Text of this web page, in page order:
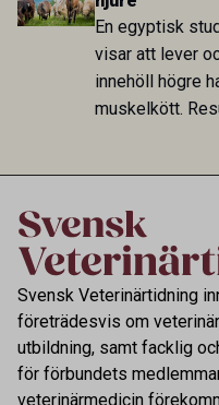
har exponerats
fungerar som
smittspridning.
En egyptisk
visar att lever
innehöll högre
muskelkött.
Svensk Veterinärtidning
företrädesvis om
utbildning, samt facklig
för förbundets
veterinärmedicin